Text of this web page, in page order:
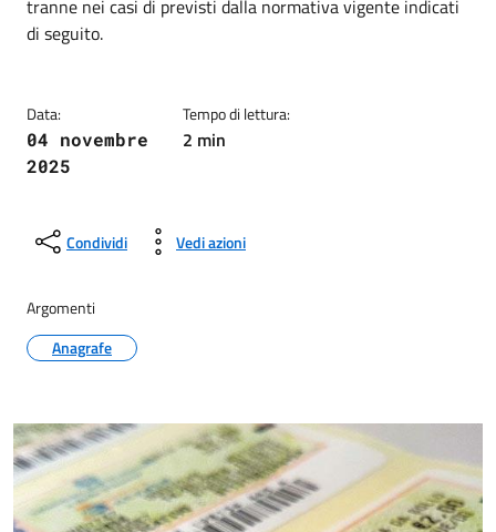
tranne nei casi di previsti dalla normativa vigente indicati
di seguito.
Data:
04 novembre
2025
Tempo di lettura:
2 min
Condividi Vedi azioni
Argomenti
Anagrafe